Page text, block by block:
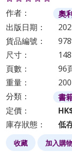
作者：
奧
出版日期：
貨品編號：
尺寸：
頁數：
96
重量：
200
分類：
書
定價：
庫存狀態：
低
收藏 加入購